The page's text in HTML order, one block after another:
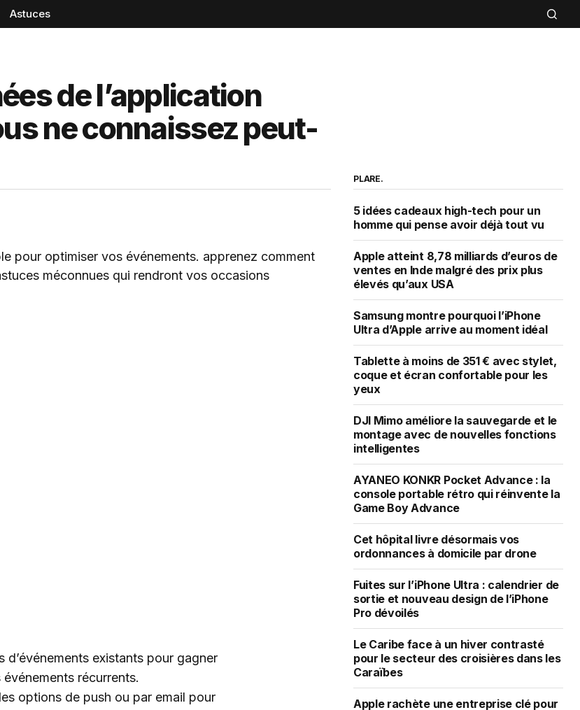
Astuces
de l’application
ne connaissez peut-
existants pour gagner
récurrents.
options de push ou par email pour
PLARE.
5 idées cadeaux high-tech pour un
homme qui pense avoir déjà tout vu
Apple atteint 8,78 milliards d’euros de
ventes en Inde malgré des prix plus
élevés qu’aux USA
Samsung montre pourquoi l’iPhone
Ultra d’Apple arrive au moment idéal
Tablette à moins de 351 € avec stylet,
coque et écran confortable pour les
yeux
DJI Mimo améliore la sauvegarde et le
montage avec de nouvelles fonctions
intelligentes
AYANEO KONKR Pocket Advance : la
console portable rétro qui réinvente la
Game Boy Advance
Cet hôpital livre désormais vos
ordonnances à domicile par drone
Fuites sur l’iPhone Ultra : calendrier de
sortie et nouveau design de l’iPhone
Pro dévoilés
Le Caribe face à un hiver contrasté
pour le secteur des croisières dans les
Caraïbes
Apple rachète une entreprise clé pour